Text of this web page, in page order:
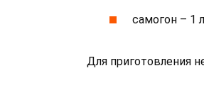
самогон – 1
Для приготовления